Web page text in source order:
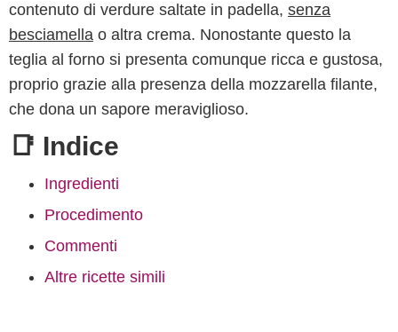
contenuto di verdure saltate in padella, senza
besciamella o altra crema. Nonostante questo la
teglia al forno si presenta comunque ricca e gustosa,
proprio grazie alla presenza della mozzarella filante,
che dona un sapore meraviglioso.
📑 Indice
Ingredienti
Procedimento
Commenti
Altre ricette simili